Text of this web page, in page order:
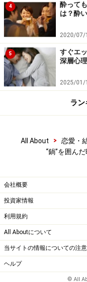
4
酔って
は？酔
2020/07/
5
すぐエ
深層心
2025/01/
ラン
All About > 恋愛・
“鍋”を囲ん
会社概要
投資家情報
利用規約
All Aboutについて
当サイトの情報についての注意
ヘルプ
© All